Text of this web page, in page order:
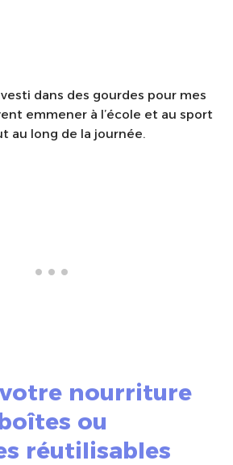
dans des gourdes pour mes
emmener à l’école et au sport
au long de la journée.
nourriture
ou
réutilisables